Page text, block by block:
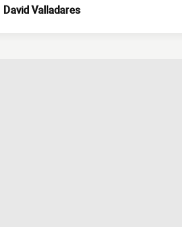
David Valladares